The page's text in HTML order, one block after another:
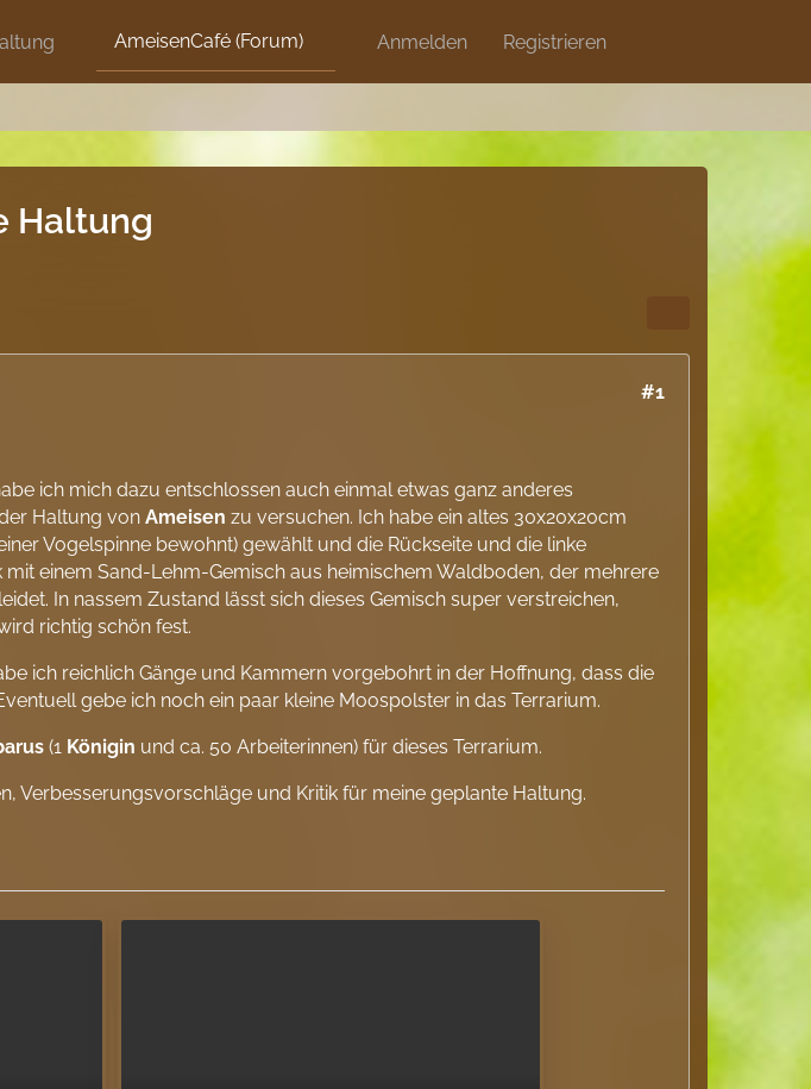
Anmelden Registrieren
AmeisenCafé (Forum) Discord Artikel Blog
Haltung
#1
ich mich dazu entschlossen auch einmal etwas ganz anderes
Haltung vonAmeisen zu versuchen. Ich habe ein altes 30x20x20cm
Vogelspinne bewohnt) gewählt und die Rückseite und die linke
einem Sand-Lehm-Gemisch aus heimischem Waldboden, der mehrere
In nassem Zustand lässt sich dieses Gemisch super verstreichen,
richtig schön fest.
ich reichlich Gänge und Kammern vorgebohrt in der Hoffnung, dass die
gebe ich noch ein paar kleine Moospolster in das Terrarium.
(1 Königin und ca. 50 Arbeiterinnen) für dieses Terrarium.
Verbesserungsvorschläge und Kritik für meine geplante Haltung.